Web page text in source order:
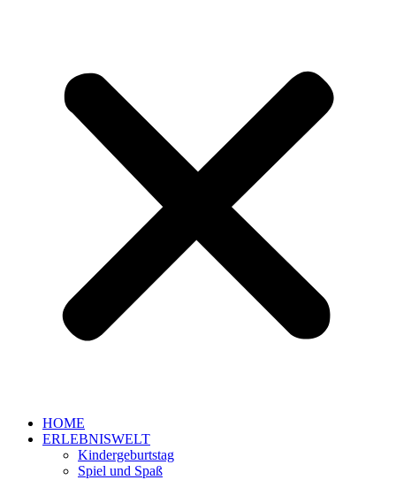
HOME
ERLEBNISWELT
Kindergeburtstag
Spiel und Spaß